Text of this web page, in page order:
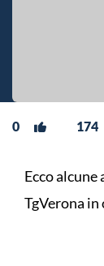
0 174
Ecco
TgVerona in